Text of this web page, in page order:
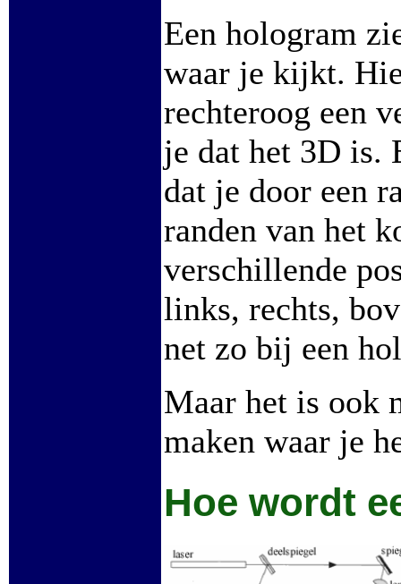
Een hologram
waar je kijkt.
rechteroog een
je dat het 3D is.
dat je door een
randen van het
verschillende
links, rechts,
net zo bij een
Maar het is ook
maken waar je
Hoe wordt